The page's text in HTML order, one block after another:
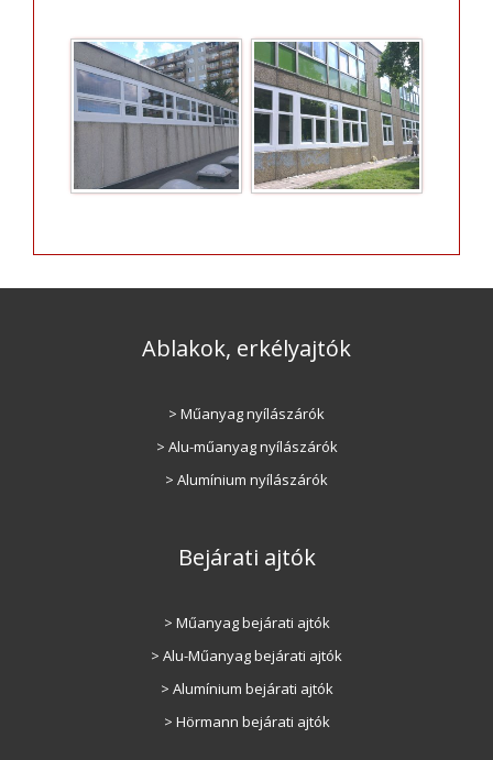
Ablakok, erkélyajtók
> Műanyag nyílászárók
> Alu-műanyag nyílászárók
> Alumínium nyílászárók
Bejárati ajtók
> Műanyag bejárati ajtók
> Alu-Műanyag bejárati ajtók
> Alumínium bejárati ajtók
> Hörmann bejárati ajtók